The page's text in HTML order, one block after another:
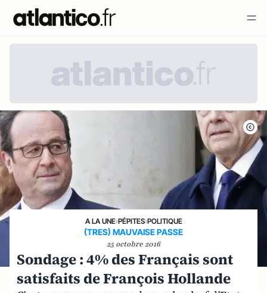
A LA UNE›PÉPITES›POLITIQUE
(TRES) MAUVAISE PASSE
25 octobre 2016
Sondage : 4% des Français sont
satisfaits de François Hollande